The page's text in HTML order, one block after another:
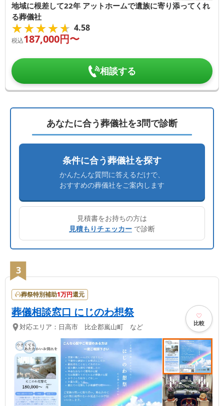
地域に根差して22年 アットホームで遺族に寄り添ってくれ
る葬儀社
★★★★★
★★★★★ 4.58
税込187,000円〜
相談する
あなたに合う葬儀社を3問で診断
条件に合う葬儀社を探す
かんたんな質問に答えるだけで、
おすすめの葬儀社をご案内します
見積書をお持ちの方は
見積もりチェッカー で診断
3
葬祭特別補助1万円還元
葬儀相談窓口 にじのわ想祭
対応エリア： 日高市 比企郡嵐山町 など 比較